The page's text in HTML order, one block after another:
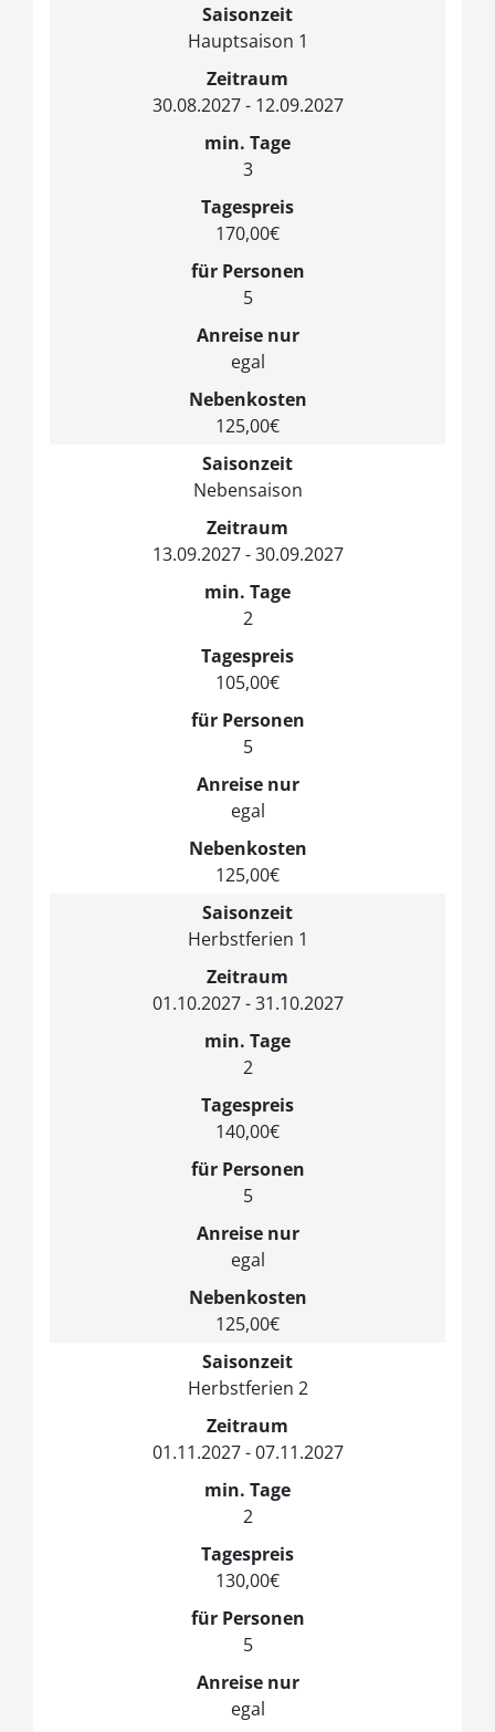
Saisonzeit
Hauptsaison 1
Zeitraum
30.08.2027 - 12.09.2027
min. Tage
3
Tagespreis
170,00€
für Personen
5
Anreise nur
egal
Nebenkosten
125,00€
Saisonzeit
Nebensaison
Zeitraum
13.09.2027 - 30.09.2027
min. Tage
2
Tagespreis
105,00€
für Personen
5
Anreise nur
egal
Nebenkosten
125,00€
Saisonzeit
Herbstferien 1
Zeitraum
01.10.2027 - 31.10.2027
min. Tage
2
Tagespreis
140,00€
für Personen
5
Anreise nur
egal
Nebenkosten
125,00€
Saisonzeit
Herbstferien 2
Zeitraum
01.11.2027 - 07.11.2027
min. Tage
2
Tagespreis
130,00€
für Personen
5
Anreise nur
egal